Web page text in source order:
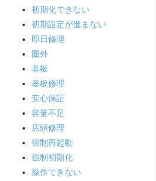
初期化できない
初期設定が進まない
即日修理
圏外
基板
基板修理
安心保証
容量不足
店頭修理
強制再起動
強制初期化
操作できない